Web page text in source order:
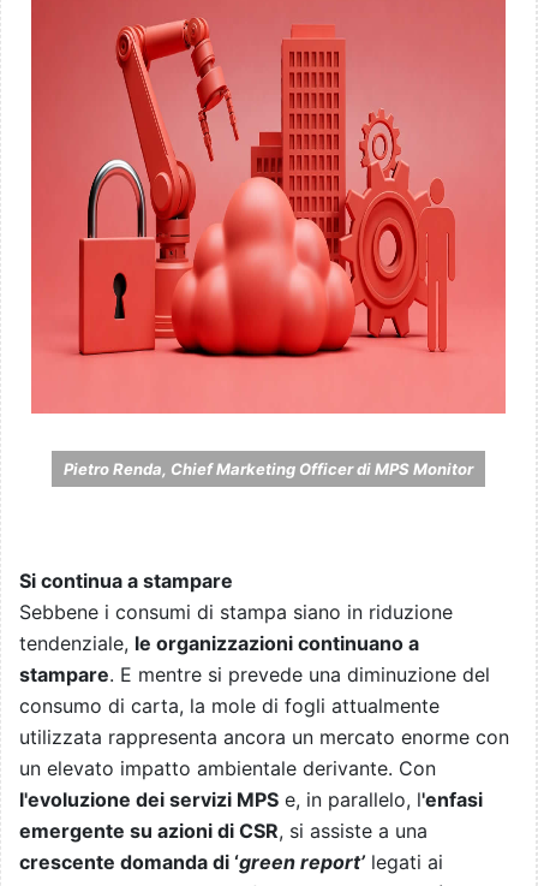
Pietro Renda, Chief Marketing Officer di MPS Monitor
Si continua a stampare
Sebbene i consumi di stampa siano in riduzione
tendenziale, le organizzazioni continuano a
stampare. E mentre si prevede una diminuzione del
consumo di carta, la mole di fogli attualmente
utilizzata rappresenta ancora un mercato enorme con
un elevato impatto ambientale derivante. Con
l'evoluzione dei servizi MPS e, in parallelo, l'enfasi
emergente su azioni di CSR, si assiste a una
crescente domanda di ‘green report’ legati ai